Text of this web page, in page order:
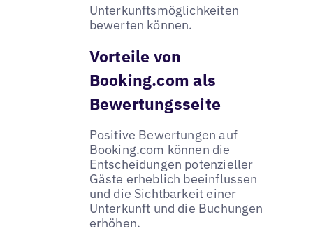
Unterkunftsmöglichkeiten
bewerten können.
Vorteile von
Booking.com als
Bewertungsseite
Positive Bewertungen auf
Booking.com können die
Entscheidungen potenzieller
Gäste erheblich beeinflussen
und die Sichtbarkeit einer
Unterkunft und die Buchungen
erhöhen.